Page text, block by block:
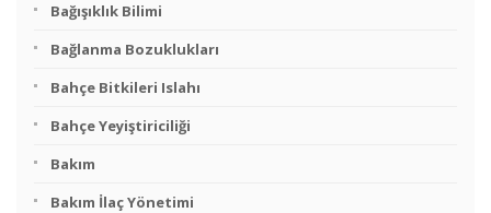
Bağışıklık Bilimi
Bağlanma Bozuklukları
Bahçe Bitkileri Islahı
Bahçe Yeyiştiriciliği
Bakım
Bakım İlaç Yönetimi